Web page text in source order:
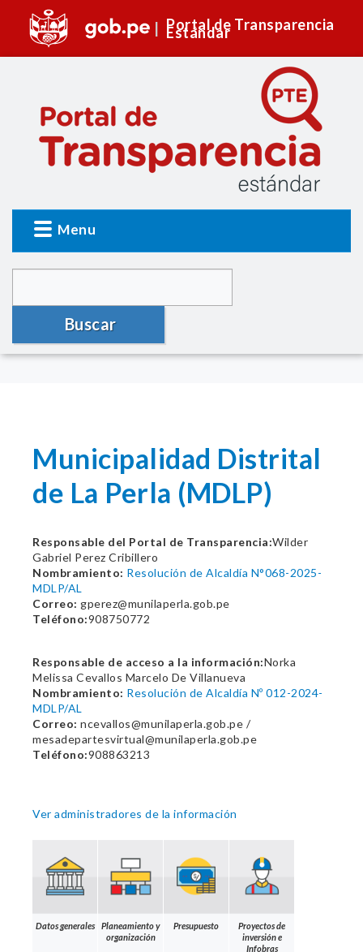
Portal de Transparencia
Estándar
Menu
Buscar
Municipalidad Distrital
de La Perla (MDLP)
Responsable del Portal de Transparencia:Wilder
Gabriel Perez Cribillero
Nombramiento: Resolución de Alcaldía N°068-2025-
MDLP/AL
Correo: gperez@munilaperla.gob.pe
Teléfono:908750772
Responsable de acceso a la información:Norka
Melissa Cevallos Marcelo De Villanueva
Nombramiento: Resolución de Alcaldía Nº 012-2024-
MDLP/AL
Correo: ncevallos@munilaperla.gob.pe /
mesadepartesvirtual@munilaperla.gob.pe
Teléfono:908863213
Ver administradores de la información
Datos generales
Planeamiento y
organización
Presupuesto
Proyectos de
inversión e
Infobras